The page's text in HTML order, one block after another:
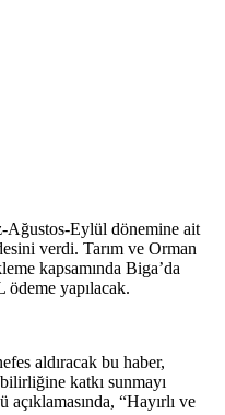
Ağustos-Eylül dönemine ait
verdi. Tarım ve Orman
kapsamında Biga’da
yapılacak.
aldıracak bu haber,
katkı sunmayı
“Hayırlı ve